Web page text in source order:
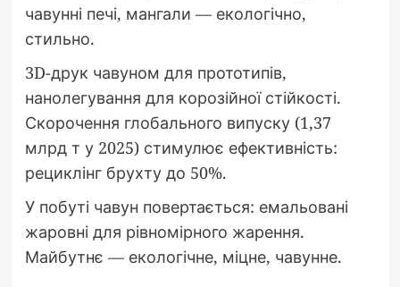
чавунні печі, мангали — екологічно,
стильно.
3D-друк чавуном для прототипів,
нанолегування для корозійної стійкості.
Скорочення глобального випуску (1,37
млрд т у 2025) стимулює ефективність:
рециклінг брухту до 50%.
У побуті чавун повертається: емальовані
жаровні для рівномірного жарення.
Майбутнє — екологічне, міцне, чавунне.